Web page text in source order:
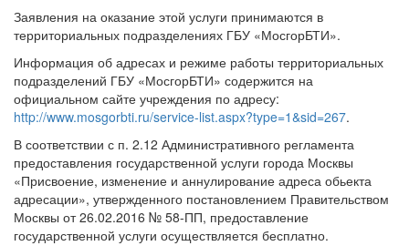
Заявления на оказание этой услуги принимаются в
территориальных подразделениях ГБУ «МосгорБТИ».
Информация об адресах и режиме работы территориальных
подразделений ГБУ «МосгорБТИ» содержится на
официальном сайте учреждения по адресу:
http://www.mosgorbti.ru/service-list.aspx?type=1&sid=267.
В соответствии с п. 2.12 Административного регламента
предоставления государственной услуги города Москвы
«Присвоение, изменение и аннулирование адреса обьекта
адресации», утвержденного постановлением Правительством
Москвы от 26.02.2016 № 58-ПП, предоставление
государственной услуги осуществляется бесплатно.